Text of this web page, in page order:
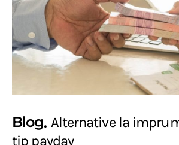
Blog Alternative la
tip payday